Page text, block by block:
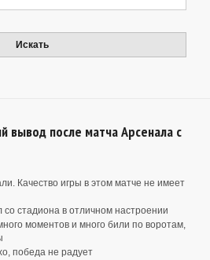
Искать
вывод после матча Арсенала с
Качество игры в этом матче не имеет
стадиона в отличном настроении
моментов и много били по воротам,
победа не радует